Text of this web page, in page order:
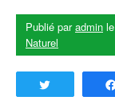
Publié paradmin le
Naturel